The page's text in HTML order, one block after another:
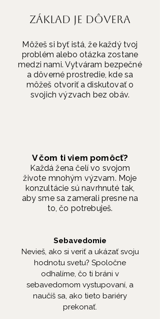
Základ je dôvera
Môžeš si byť istá, že každý tvoj
problém alebo otázka zostane
medzi nami. Vytváram bezpečné
a dôverné prostredie, kde sa
môžeš otvoriť a diskutovať o
svojich výzvach bez obáv.
V čom ti viem pomôcť?
Každá žena čelí vo svojom
živote mnohým výzvam. Moje
konzultácie sú navrhnuté tak,
aby sme sa zamerali presne na
to, čo potrebuješ.
Sebavedomie
Nevieš, ako si veriť a ukázať svoju
hodnotu svetu? Spoločne
odhalíme, čo ti bráni v
sebavedomom vystupovaní, a
naučíš sa, ako tieto bariéry
prekonať.